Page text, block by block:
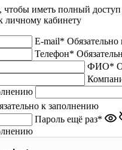
чтобы иметь полный доступ
личному кабинету
E-mail*
Телефон*
ФИО*
к заполнению
Пароль ещё раз*